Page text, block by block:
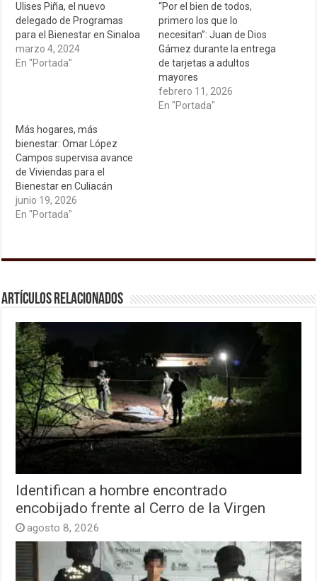
Ulises Piña, el nuevo
delegado de Programas
para el Bienestar en Sinaloa
marzo 4, 2024
En "Portada"
“Por el bien de todos,
primero los que lo
necesitan”: Juan de Dios
Gámez durante la entrega
de tarjetas a adultos
mayores
febrero 11, 2026
En "Portada"
Más hogares, más
bienestar: Omar López
Campos supervisa avance
de Viviendas para el
Bienestar en Culiacán
junio 19, 2026
En "Portada"
Artículos relacionados
Identifican a hombre encontrado
encobijado frente al Cerro de la Virgen
agosto 8, 2026